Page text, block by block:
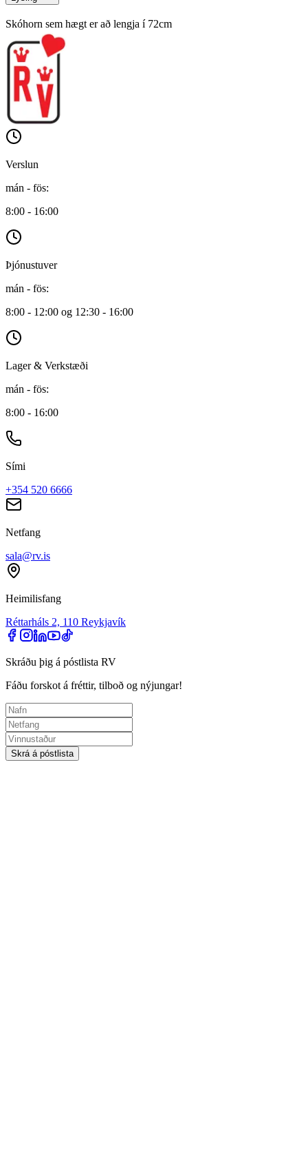
Skóhorn sem hægt er að lengja í 72cm
Verslun
mán - fös:
8:00 - 16:00
Þjónustuver
mán - fös:
8:00 - 12:00 og 12:30 - 16:00
Lager & Verkstæði
mán - fös:
8:00 - 16:00
Sími
+354 520 6666
Netfang
sala@rv.is
Heimilisfang
Réttarháls 2, 110 Reykjavík
Skráðu þig á póstlista RV
Fáðu forskot á fréttir, tilboð og nýjungar!
Skrá á póstlista